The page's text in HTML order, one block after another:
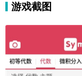
游戏截图